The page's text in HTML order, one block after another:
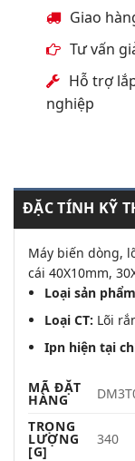
Giao
Tư vấn
Hỗ trợ
nghiệp
ĐẶC TÍNH KỸ
Máy biến dòng,
cái 40X10mm,
Loại sản
Loại CT: Lõi
Ipn hiện tại
MÃ ĐẶT
HÀNG
TRỌNG
LƯỢNG
[G]
340